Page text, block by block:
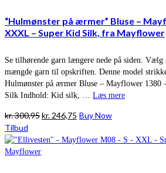
“Hulmønster på ærmer” Bluse –
XXXL – Super Kid Silk, fra Mayflower
Se tilhørende garn længere nede på siden.
mængde garn til opskriften. Denne model
Hulmønster på ærmer Bluse – Mayflower 1380
Silk Indhold: Kid silk, … Læs mere
kr.300,95Den
pris
kr. 246,75 Den
pris
Buy Now
Tilbud